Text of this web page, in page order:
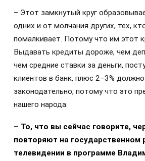
– Этот замкнутый круг
одних и от молчания других, тех,
помалкивает. Потому что им этот
Выдавать кредиты дороже, чем
чем средние ставки за деньги,
клиентов в банк, плюс 2–3%
законодательно, потому что это
нашего народа.
– То, что вы сейчас говорите,
повторяют на государственном
телевидении в программе